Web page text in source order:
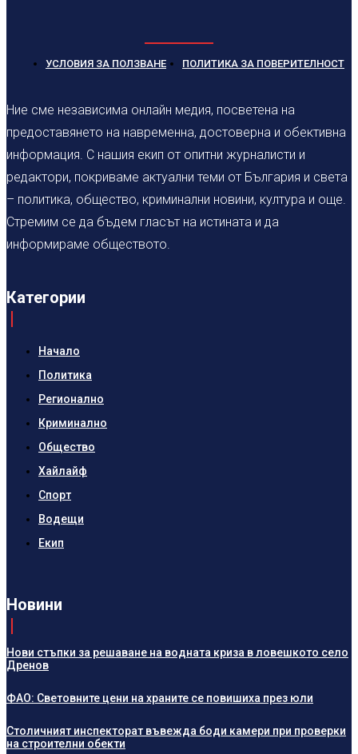
УСЛОВИЯ ЗА ПОЛЗВАНЕ ПОЛИТИКА ЗА ПОВЕРИТЕЛНОСТ
Ние сме независима онлайн медия, посветена на
предоставянето на навременна, достоверна и обективна
информация. С нашия екип от опитни журналисти и
редактори, покриваме актуални теми от България и света
– политика, общество, криминални новини, култура и още.
Стремим се да бъдем гласът на истината и да
информираме обществото.
Категории
Начало
Политика
Регионално
Криминално
Общество
Хайлайф
Спорт
Водещи
Екип
Новини
Нови стъпки за решаване на водната криза в ловешкото село
Дренов
ФАО: Световните цени на храните се повишиха през юли
Столичният инспекторат въвежда боди камери при проверки
на строителни обекти